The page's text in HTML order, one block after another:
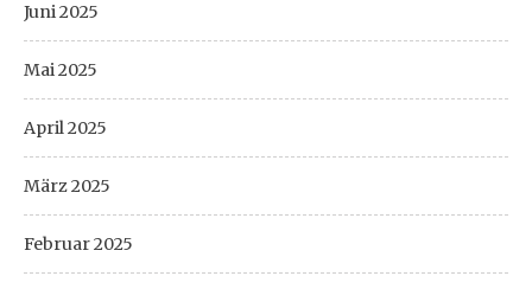
Juni 2025
Mai 2025
April 2025
März 2025
Februar 2025